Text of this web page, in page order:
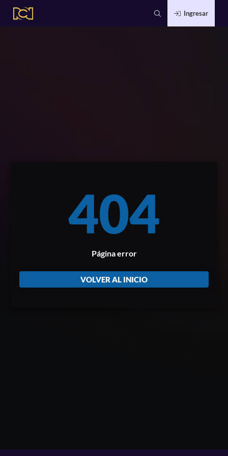
Ingresar
404
Página error
VOLVER AL INICIO